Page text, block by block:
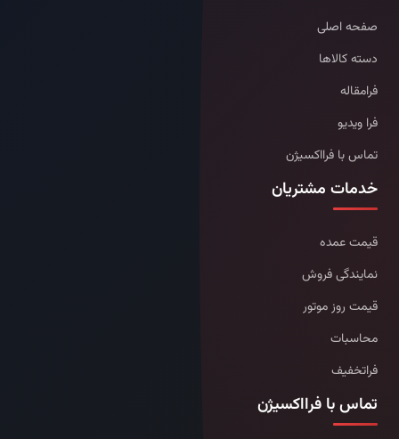
صفحه اصلی
دسته کالاها
فرامقاله
فرا ویدیو
تماس با فرااکسیژن
خدمات مشتریان
قیمت عمده
نمایندگی فروش
قیمت روز موتور
محاسبات
فراتخفیف
تماس با فرااکسیژن